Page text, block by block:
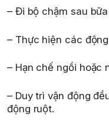
– Đi bộ chậm sau
– Thực hiện các
– Hạn chế ngồi hoặc
– Duy trì vận động
động ruột.